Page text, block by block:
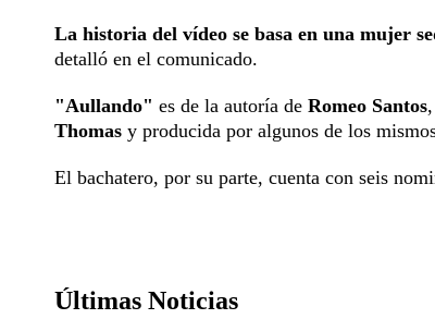
La historia del vídeo se basa en una mujer
detalló en el comunicado.
"Aullando" es de la autoría de Romeo Santos,
Thomas y producida por algunos de los
El bachatero, por su parte, cuenta con seis
Últimas Noticias